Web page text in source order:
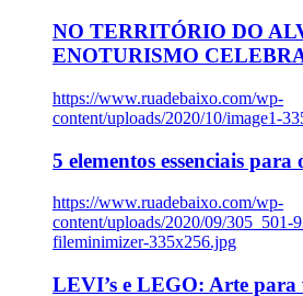
NO TERRITÓRIO DO
ENOTURISMO
https://www.ruadebaixo.com/wp-
content/uploads/2020/10/image1-
5 elementos essenciais para
https://www.ruadebaixo.com/wp-
content/uploads/2020/09/305_501-
fileminimizer-335x256.jpg
LEVI’s e LEGO: Arte para